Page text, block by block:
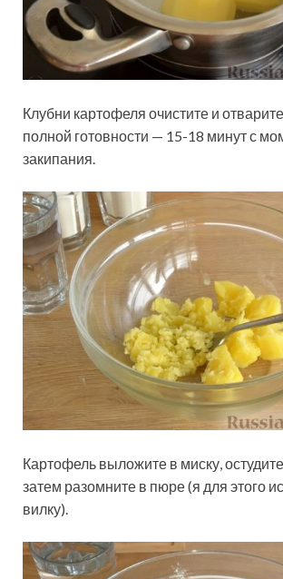
Клубни картофеля очистите и
полной готовности — 15-18 минут с
закипания.
Картофель выложите в миску,
затем разомните в пюре (я для этого
вилку).